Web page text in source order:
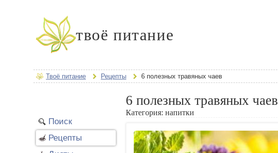
твоё питание
Твоё питание Рецепты 6 полезных травяных чаев
Поиск
Рецепты
6 полезных травяных чаев
Категория: напитки